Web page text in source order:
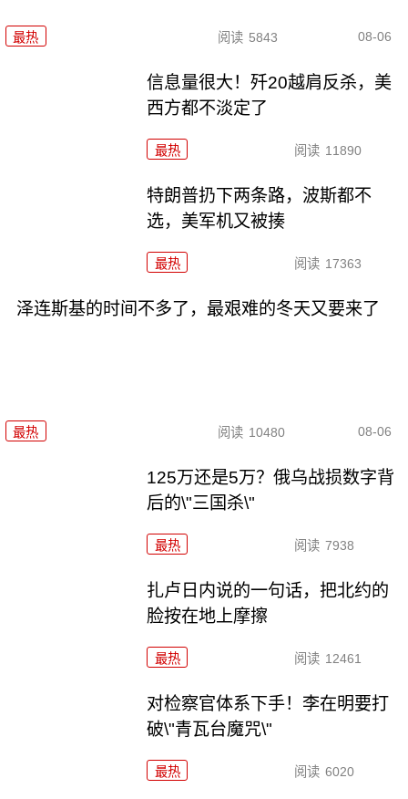
最热 阅读 5843 08-06
信息量很大！歼20越肩反杀，美
西方都不淡定了
最热 阅读 11890
特朗普扔下两条路，波斯都不
选，美军机又被揍
最热 阅读 17363
泽连斯基的时间不多了，最艰难的冬天又要来了
最热 阅读 10480 08-06
125万还是5万？俄乌战损数字背
后的\"三国杀\"
最热 阅读 7938
扎卢日内说的一句话，把北约的
脸按在地上摩擦
最热 阅读 12461
对检察官体系下手！李在明要打
破\"青瓦台魔咒\"
最热 阅读 6020